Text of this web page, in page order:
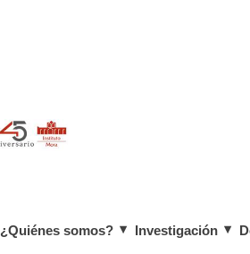
¿Quiénes somos? Investigación